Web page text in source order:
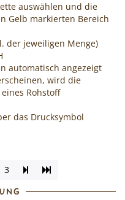
auswählen und die
Gelb markierten Bereich
der jeweiligen Menge)
automatisch angezeigt
wird die
Rohstoff
das Drucksymbol
3
Seite Zur
Seite